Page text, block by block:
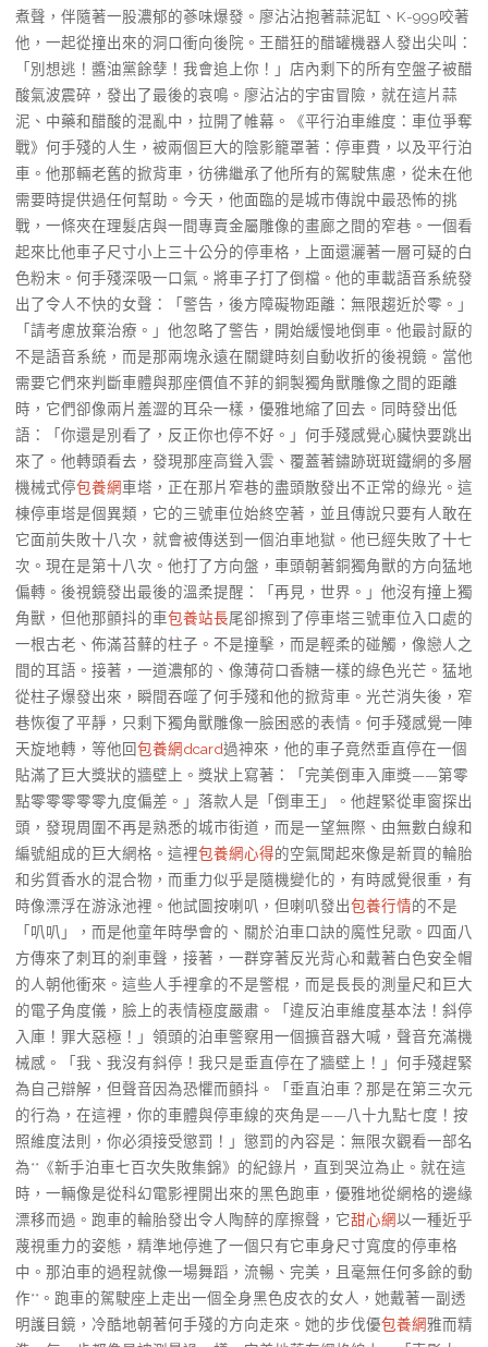
煮聲，伴隨著一股濃郁的蔘味爆發。廖沾沾抱著蒜泥缸、K-999咬著
他，一起從撞出來的洞口衝向後院。王醋狂的醋罐機器人發出尖叫：
「別想逃！醬油黨餘孽！我會追上你！」店內剩下的所有空盤子被醋
酸氣波震碎，發出了最後的哀鳴。廖沾沾的宇宙冒險，就在這片蒜
泥、中藥和醋酸的混亂中，拉開了帷幕。《平行泊車維度：車位爭奪
戰》何手殘的人生，被兩個巨大的陰影籠罩著：停車費，以及平行泊
車。他那輛老舊的掀背車，彷彿繼承了他所有的駕駛焦慮，從未在他
需要時提供過任何幫助。今天，他面臨的是城市傳說中最恐怖的挑
戰，一條夾在理髮店與一間專賣金屬雕像的畫廊之間的窄巷。一個看
起來比他車子尺寸小上三十公分的停車格，上面還灑著一層可疑的白
色粉末。何手殘深吸一口氣。將車子打了倒檔。他的車載語音系統發
出了令人不快的女聲：「警告，後方障礙物距離：無限趨近於零。」
「請考慮放棄治療。」他忽略了警告，開始緩慢地倒車。他最討厭的
不是語音系統，而是那兩塊永遠在關鍵時刻自動收折的後視鏡。當他
需要它們來判斷車體與那座價值不菲的銅製獨角獸雕像之間的距離
時，它們卻像兩片羞澀的耳朵一樣，優雅地縮了回去。同時發出低
語：「你還是別看了，反正你也停不好。」何手殘感覺心臟快要跳出
來了。他轉頭看去，發現那座高聳入雲、覆蓋著鏽跡斑斑鐵網的多層
機械式停包養網車塔，正在那片窄巷的盡頭散發出不正常的綠光。這
棟停車塔是個異類，它的三號車位始終空著，並且傳說只要有人敢在
它面前失敗十八次，就會被傳送到一個泊車地獄。他已經失敗了十七
次。現在是第十八次。他打了方向盤，車頭朝著銅獨角獸的方向猛地
偏轉。後視鏡發出最後的溫柔提醒：「再見，世界。」他沒有撞上獨
角獸，但他那顫抖的車包養站長尾卻擦到了停車塔三號車位入口處的
一根古老、佈滿苔蘚的柱子。不是撞擊，而是輕柔的碰觸，像戀人之
間的耳語。接著，一道濃郁的、像薄荷口香糖一樣的綠色光芒。猛地
從柱子爆發出來，瞬間吞噬了何手殘和他的掀背車。光芒消失後，窄
巷恢復了平靜，只剩下獨角獸雕像一臉困惑的表情。何手殘感覺一陣
天旋地轉，等他回包養網dcard過神來，他的車子竟然垂直停在一個
貼滿了巨大獎狀的牆壁上。獎狀上寫著：「完美倒車入庫獎——第零
點零零零零零九度偏差。」落款人是「倒車王」。他趕緊從車窗探出
頭，發現周圍不再是熟悉的城市街道，而是一望無際、由無數白線和
編號組成的巨大網格。這裡包養網心得的空氣聞起來像是新買的輪胎
和劣質香水的混合物，而重力似乎是隨機變化的，有時感覺很重，有
時像漂浮在游泳池裡。他試圖按喇叭，但喇叭發出包養行情的不是
「叭叭」，而是他童年時學會的、關於泊車口訣的魔性兒歌。四面八
方傳來了刺耳的剎車聲，接著，一群穿著反光背心和戴著白色安全帽
的人朝他衝來。這些人手裡拿的不是警棍，而是長長的測量尺和巨大
的電子角度儀，臉上的表情極度嚴肅。「違反泊車維度基本法！斜停
入庫！罪大惡極！」領頭的泊車警察用一個擴音器大喊，聲音充滿機
械感。「我、我沒有斜停！我只是垂直停在了牆壁上！」何手殘趕緊
為自己辯解，但聲音因為恐懼而顫抖。「垂直泊車？那是在第三次元
的行為，在這裡，你的車體與停車線的夾角是——八十九點七度！按
照維度法則，你必須接受懲罰！」懲罰的內容是：無限次觀看一部名
為**《新手泊車七百次失敗集錦》的紀錄片，直到哭泣為止。就在這
時，一輛像是從科幻電影裡開出來的黑色跑車，優雅地從網格的邊緣
漂移而過。跑車的輪胎發出令人陶醉的摩擦聲，它甜心網以一種近乎
蔑視重力的姿態，精準地停進了一個只有它車身尺寸寬度的停車格
中。那泊車的過程就像一場舞蹈，流暢、完美，且毫無任何多餘的動
作**。跑車的駕駛座上走出一個全身黑色皮衣的女人，她戴著一副透
明護目鏡，冷酷地朝著何手殘的方向走來。她的步伐優包養網雅而精